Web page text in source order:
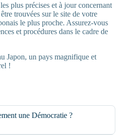
plus précises et à jour concernant
trouvées sur le site de votre
le plus proche. Assurez-vous
et procédures dans le cadre de
Japon, un pays magnifique et
!
une Démocratie ?